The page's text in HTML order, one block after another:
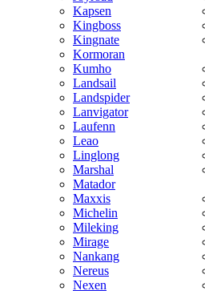
Kapsen
Kingboss
Kingnate
Kormoran
Kumho
Landsail
Landspider
Lanvigator
Laufenn
Leao
Linglong
Marshal
Matador
Maxxis
Michelin
Mileking
Mirage
Nankang
Nereus
Nexen